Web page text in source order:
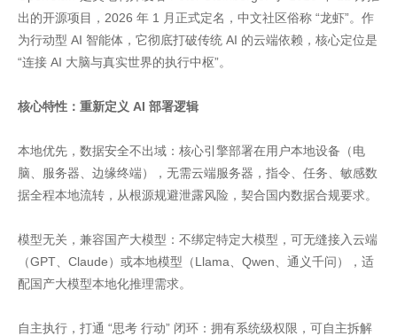
出的开源项目，2026 年 1 月正式定名，中文社区俗称 “龙虾”。作
为行动型 AI 智能体，它彻底打破传统 AI 的云端依赖，核心定位是
“连接 AI 大脑与真实世界的执行中枢”。
核心特性：重新定义 AI 部署逻辑
本地优先，数据安全不出域：核心引擎部署在用户本地设备（电
脑、服务器、边缘终端），无需云端服务器，指令、任务、敏感数
据全程本地流转，从根源规避泄露风险，契合国内数据合规要求。
模型无关，兼容国产大模型：不绑定特定大模型，可无缝接入云端
（GPT、Claude）或本地模型（Llama、Qwen、通义千问），适
配国产大模型本地化推理需求。
自主执行，打通 “思考 行动” 闭环：拥有系统级权限，可自主拆解